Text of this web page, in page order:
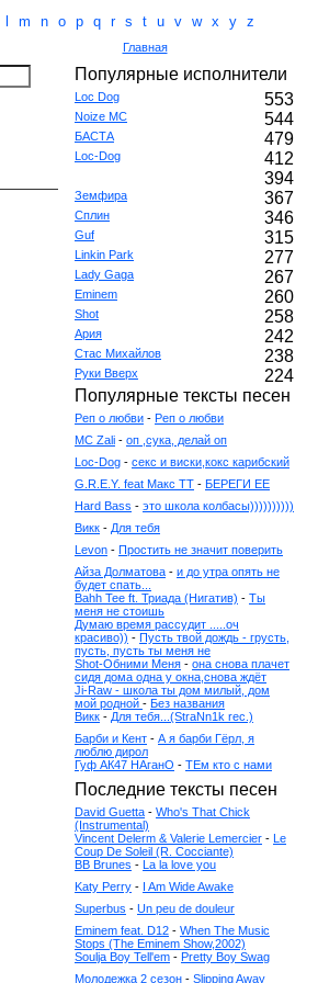
m n o p q r s t u v w x y z
Главная
Популярные исполнители
Loc Dog 553
Noize MC 544
БАСТА 479
Loc-Dog
412
394
Земфира 367
Сплин 346
Guf 315
Linkin Park 277
Lady Gaga 267
Eminem 260
Shot 258
Ария 242
Стас Михайлов 238
Руки Вверх
224
Популярные тексты песен
Реп о любви - Реп о любви
MC Zali - оп ,сука, делай оп
Loc-Dog - секс и виски,кокс карибский
G.R.E.Y. feat Макс ТТ - БЕРЕГИ ЕЕ
Hard Bass - это школа колбасы))))))))))
Викк - Для тебя
Levon - Простить не значит поверить
Айза Долматова - и до утра опять не
будет спать...
Bahh Tee ft. Триада (Нигатив) - Ты
меня не стоишь
Думаю время рассудит .....оч
красиво)) - Пусть твой дождь - грусть,
пусть, пусть ты меня не
Shot-Обними Меня - она снова плачет
сидя дома одна у окна,снова ждёт
Ji-Raw - школа ты дом милый, дом
мой родной - Без названия
Викк - Для тебя...(StraNn1k rec.)
Барби и Кент - А я барби Гёрл, я
люблю дирол
Гуф АК47 НАганО - ТЕм кто с нами
Последние тексты песен
David Guetta - Who's That Chick
(Instrumental)
Vincent Delerm & Valerie Lemercier - Le
Coup De Soleil (R. Cocciante)
BB Brunes - La la love you
Katy Perry - I Am Wide Awake
Superbus - Un peu de douleur
Eminem feat. D12 - When The Music
Stops (The Eminem Show,2002)
Soulja Boy Tell'em - Pretty Boy Swag
Молодежка 2 сезон - Slipping Away